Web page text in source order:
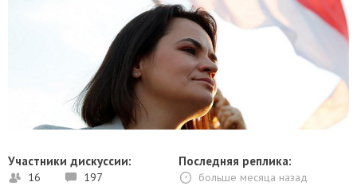
Участники дискуссии:
16 197
Последняя реплика:
больше месяца назад